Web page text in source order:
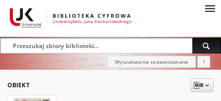
Wyszukiwanie zaawansowane ?
OBIEKT